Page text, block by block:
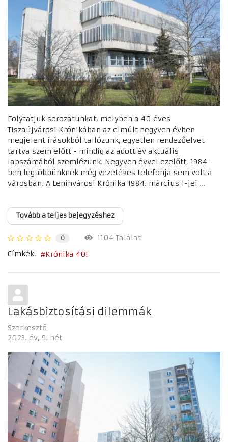
Folytatjuk sorozatunkat, melyben a 40 éves
Tiszaújvárosi Krónikában az elmúlt negyven évben
megjelent írásokból tallózunk, egyetlen rendezőelvet
tartva szem előtt - mindig az adott év aktuális
lapszámából szemlézünk. Negyven évvel ezelőtt, 1984-
ben legtöbbünknek még vezetékes telefonja sem volt a
városban. A Leninvárosi Krónika 1984. március 1-jei ...
Tovább a teljes bejegyzéshez
0
1104 Találat
Címkék:
Krónika 40!
Lakásbiztosítási dilemmák
Szerkesztő
2023. év 9. hét